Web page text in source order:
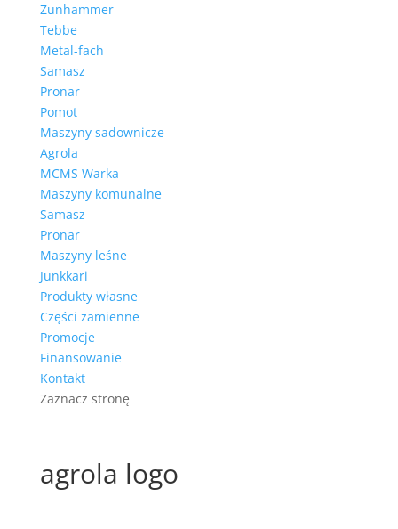
Zunhammer
Tebbe
Metal-fach
Samasz
Pronar
Pomot
Maszyny sadownicze
Agrola
MCMS Warka
Maszyny komunalne
Samasz
Pronar
Maszyny leśne
Junkkari
Produkty własne
Części zamienne
Promocje
Finansowanie
Kontakt
Zaznacz stronę
agrola logo